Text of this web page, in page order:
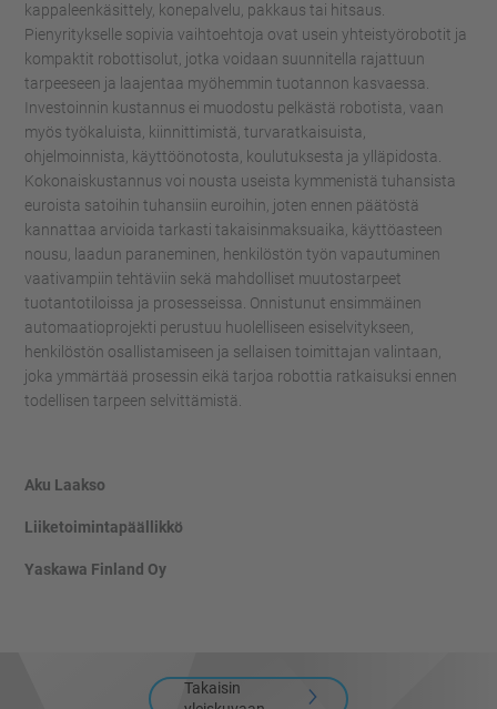
kappaleenkäsittely, konepalvelu, pakkaus tai hitsaus.
Pienyritykselle sopivia vaihtoehtoja ovat usein yhteistyörobotit ja
kompaktit robottisolut, jotka voidaan suunnitella rajattuun
tarpeeseen ja laajentaa myöhemmin tuotannon kasvaessa.
Investoinnin kustannus ei muodostu pelkästä robotista, vaan
myös työkaluista, kiinnittimistä, turvaratkaisuista,
ohjelmoinnista, käyttöönotosta, koulutuksesta ja ylläpidosta.
Kokonaiskustannus voi nousta useista kymmenistä tuhansista
euroista satoihin tuhansiin euroihin, joten ennen päätöstä
kannattaa arvioida tarkasti takaisinmaksuaika, käyttöasteen
nousu, laadun paraneminen, henkilöstön työn vapautuminen
vaativampiin tehtäviin sekä mahdolliset muutostarpeet
tuotantotiloissa ja prosesseissa. Onnistunut ensimmäinen
automaatioprojekti perustuu huolelliseen esiselvitykseen,
henkilöstön osallistamiseen ja sellaisen toimittajan valintaan,
joka ymmärtää prosessin eikä tarjoa robottia ratkaisuksi ennen
todellisen tarpeen selvittämistä.
Aku Laakso
Liiketoimintapäällikkö
Yaskawa Finland Oy
Takaisin